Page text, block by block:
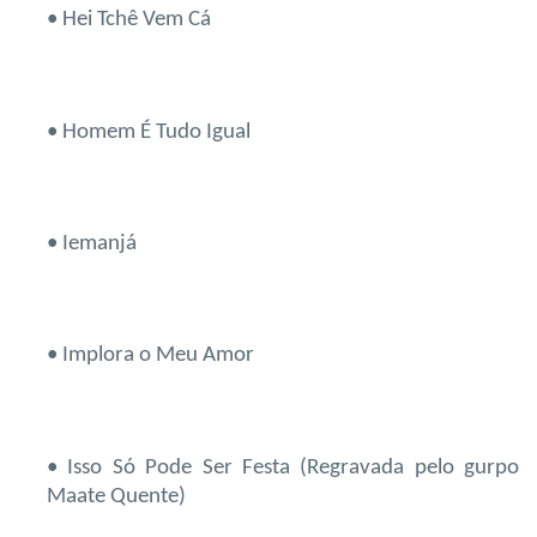
• Hei Tchê Vem Cá
• Homem É Tudo Igual
• Iemanjá
• Implora o Meu Amor
• Isso Só Pode Ser Festa (Regravada pelo gurpo
Maate Quente)